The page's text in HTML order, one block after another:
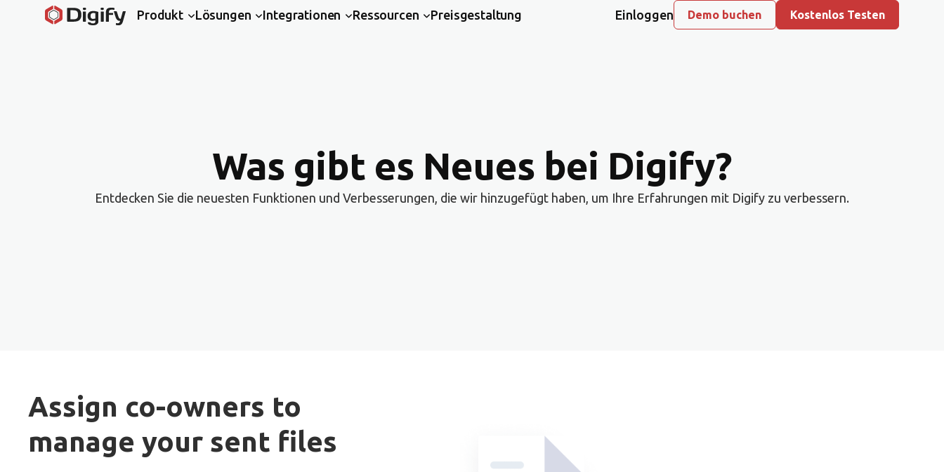
Produkt Lösungen Integrationen Ressourcen Preisgestaltung Einloggen Demo buchen Kostenlos Testen
Was gibt es Neues bei Digify?
Entdecken Sie die neuesten Funktionen und Verbesserungen, die wir hinzugefügt haben, um Ihre Erfahrungen mit Digify zu verbessern.
Assign co-owners to
manage your sent files